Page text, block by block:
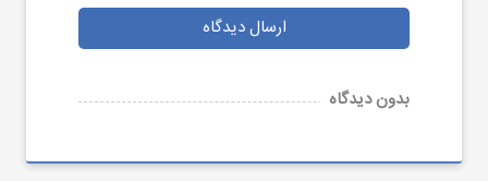
ارسال دیدگاه
بدون دیدگاه